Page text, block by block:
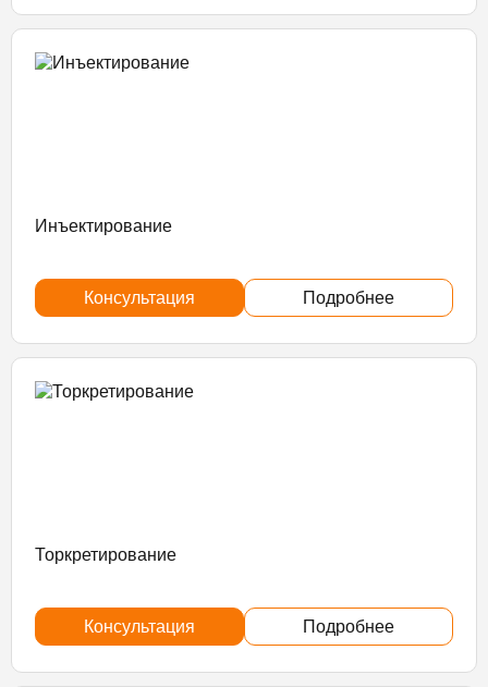
Инъектирование
Консультация Подробнее
Торкретирование
Консультация Подробнее